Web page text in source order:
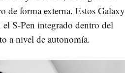
de forma externa. Estos Galaxy
S-Pen integrado dentro del
a nivel de autonomía.